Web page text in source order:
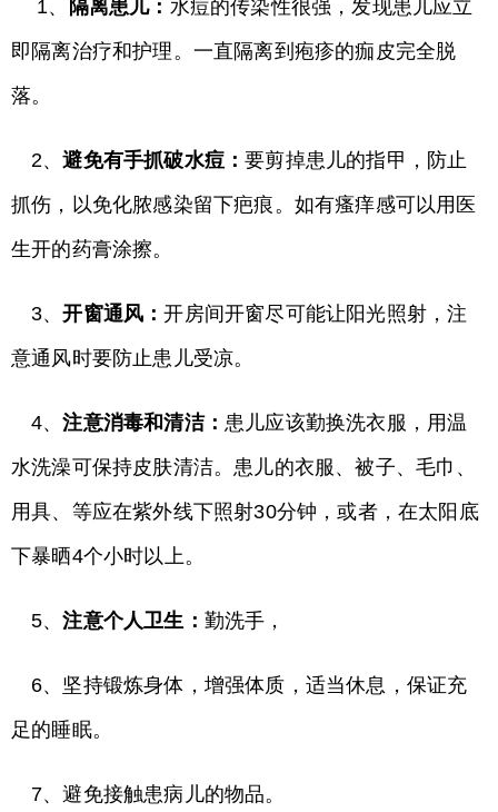
1、 隔离患儿： 水痘的传染性很强，发现患儿应立
即隔离治疗和护理。一直隔离到疱疹的痂皮完全脱
落。
2、避免有手抓破水痘：要剪掉患儿的指甲，防止
抓伤，以免化脓感染留下疤痕。如有瘙痒感可以用医
生开的药膏涂擦。
3、开窗通风：开房间开窗尽可能让阳光照射，注
意通风时要防止患儿受凉。
4、注意消毒和清洁： 患儿应该勤换洗衣服，用温
水洗澡可保持皮肤清洁。患儿的衣服、被子、毛巾、
用具、等应在紫外线下照射30分钟，或者，在太阳底
下暴晒4个小时以上。
5、注意个人卫生： 勤洗手，
6、坚持锻炼身体，增强体质，适当休息，保证充
足的睡眠。
7、避免接触患病儿的物品。